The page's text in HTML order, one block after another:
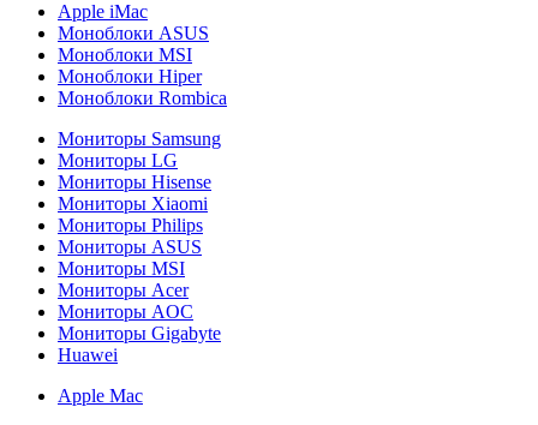
Apple iMac
Моноблоки ASUS
Моноблоки MSI
Моноблоки Hiper
Моноблоки Rombica
Мониторы Samsung
Мониторы LG
Мониторы Hisense
Мониторы Xiaomi
Мониторы Philips
Мониторы ASUS
Мониторы MSI
Мониторы Acer
Мониторы AOC
Мониторы Gigabyte
Huawei
Apple Mac